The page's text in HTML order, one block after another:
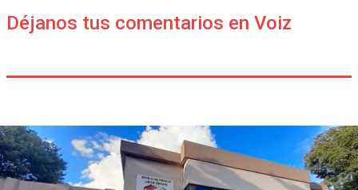
Déjanos tus comentarios en Voiz